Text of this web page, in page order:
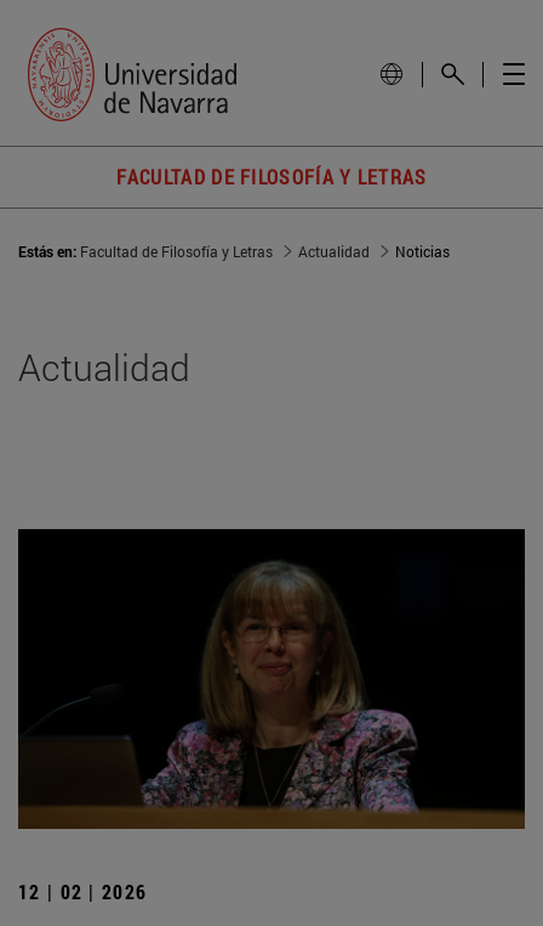
FACULTAD DE FILOSOFÍA Y LETRAS
Estás en: Facultad de Filosofía y Letras Actualidad Noticias
Actualidad
12 | 02 | 2026